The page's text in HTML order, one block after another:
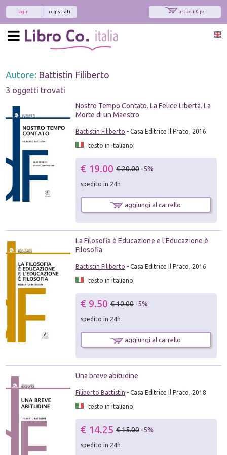
articoli: 0 pz.
registrati
login
Autore: Battistin Filiberto
3 oggetti trovati
Nostro Tempo Contato. La Felice Libertà. La
Morte di un Maestro
Battistin Filiberto - Casa Editrice Il Prato, 2016
testo in italiano
€ 19.00 € 20.00 -5%
spedito in 24h
aggiungi al carrello
La Filosofia è Educazione e l'Educazione è
Filosofia
Battistin Filiberto - Casa Editrice Il Prato, 2016
testo in italiano
€ 9.50 € 10.00 -5%
spedito in 24h
aggiungi al carrello
Una breve abitudine
Filiberto Battistin - Casa Editrice Il Prato, 2018
testo in italiano
€ 14.25 € 15.00 -5%
spedito in 24h